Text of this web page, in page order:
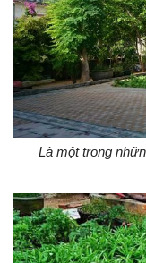
Là một trong